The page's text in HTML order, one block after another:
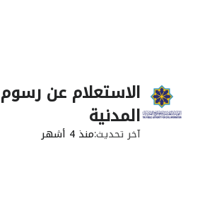
الاستعلام عن
المدنية
آخر تحديثمنذ 4 أشهر